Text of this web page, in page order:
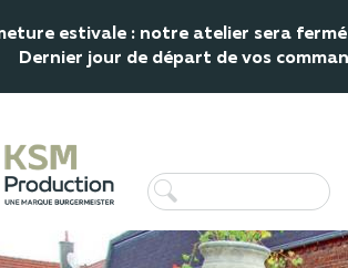
estivale : notre atelier sera
Dernier jour de départ de vos
Portail Portail alu